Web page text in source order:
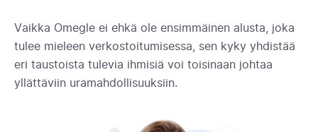
Vaikka Omegle ei ehkä ole ensimmäinen alusta, joka
tulee mieleen verkostoitumisessa, sen kyky yhdistää
eri taustoista tulevia ihmisiä voi toisinaan johtaa
yllättäviin uramahdollisuuksiin.